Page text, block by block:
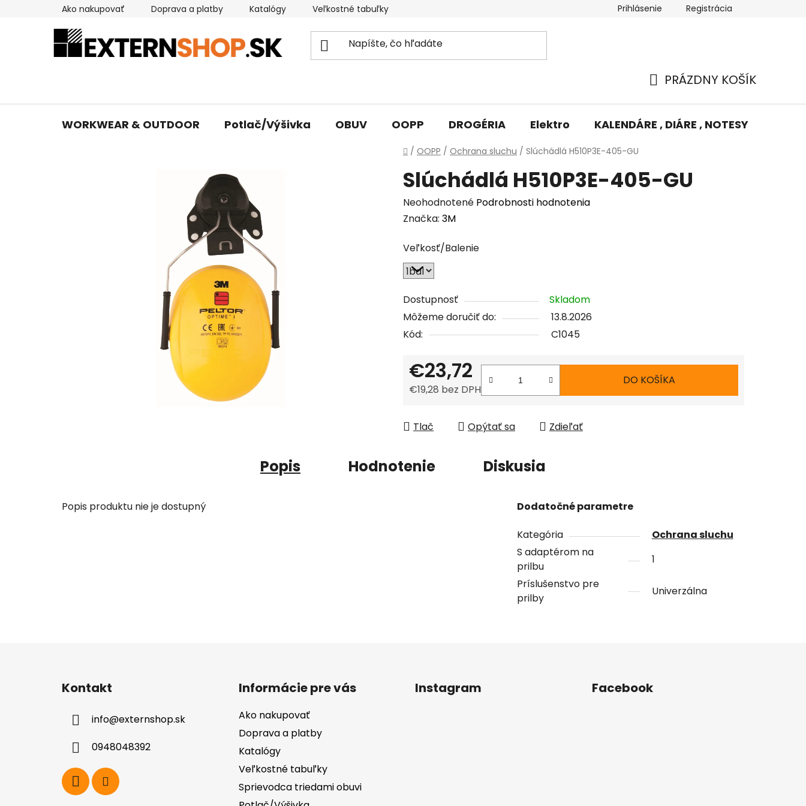
Ako nakupovať Doprava a platby Katalógy Veľkostné tabuľky Výmena tovaru Odstúpenie od
Prihlásenie Registrácia
KOŠÍK
PRÁZDNY KOŠÍK
WORKWEAR & OUTDOOR Potlač/Výšivka OBUV OOPP DROGÉRIA Elektro KALENDÁRE , DIÁRE , NOTESY
Domov
/ OOPP / Ochrana sluchu / Slúchádlá H510P3E-405-GU
Slúchádlá H510P3E-405-GU
Priemerné
hodnotenie
je
0,0
z
5
hviezdičiek.
Neohodnotené Podrobnosti hodnotenia
Značka: 3M
Veľkosť/Balenie
Dostupnosť
Skladom
Môžeme doručiť do:
13.8.2026
Kód:
C1045
€23,72
€19,28 bez DPH
DO KOŠÍKA
Tlač Opýtať sa Zdieľať
Popis Hodnotenie Diskusia
Popis produktu nie je dostupný Dodatočné parametre
Kategória
Ochrana sluchu
S adaptérom na
prilbu
1
Príslušenstvo pre
prilby
Univerzálna
Kontakt
info@externshop.sk
0948048392
Informácie pre vás
Ako nakupovať
Doprava a platby
Katalógy
Veľkostné tabuľky
Sprievodca triedami obuvi
Instagram Facebook